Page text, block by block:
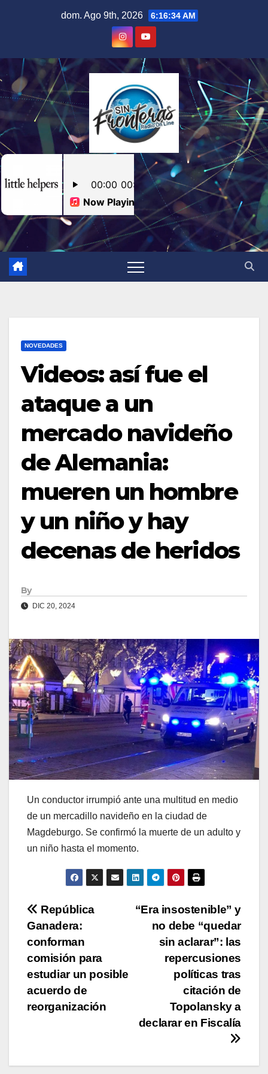
dom. Ago 9th, 2026 6:16:35 AM
NOVEDADES
Videos: así fue el
ataque a un
mercado navideño
de Alemania:
mueren un hombre
y un niño y hay
decenas de heridos
By
DIC 20, 2024
Un conductor irrumpió ante una multitud en medio
de un mercadillo navideño en la ciudad de
Magdeburgo. Se confirmó la muerte de un adulto y
un niño hasta el momento.
Navegación
de
entradas
“Era insostenible” y
no debe “quedar
sin aclarar”: las
repercusiones
políticas tras
citación de
Topolansky a
declarar en Fiscalía
República
Ganadera:
conforman
comisión para
estudiar un posible
acuerdo de
reorganización